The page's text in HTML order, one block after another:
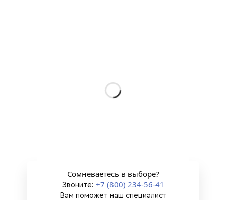
Сомневаетесь в выборе?
Звоните: +7 (800) 234-56-41
Вам поможет наш специалист